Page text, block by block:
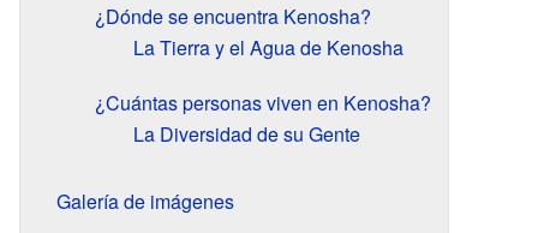
¿Dónde se encuentra Kenosha?
La Tierra y el Agua de Kenosha
¿Cuántas personas viven en Kenosha?
La Diversidad de su Gente
Galería de imágenes